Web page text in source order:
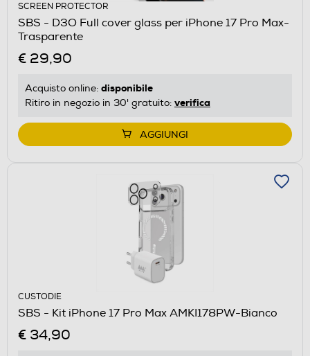
SCREEN PROTECTOR
SBS - D3O Full cover glass per iPhone 17 Pro Max-
Trasparente
€ 29,90
Acquisto online: disponibile
Ritiro in negozio in 30' gratuito: verifica
AGGIUNGI
CUSTODIE
SBS - Kit iPhone 17 Pro Max AMKI178PW-Bianco
€ 34,90